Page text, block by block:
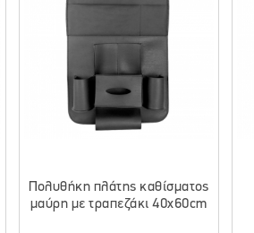
Πολυθήκη πλάτης καθίσματος
μαύρη με τραπεζάκι 40x60cm